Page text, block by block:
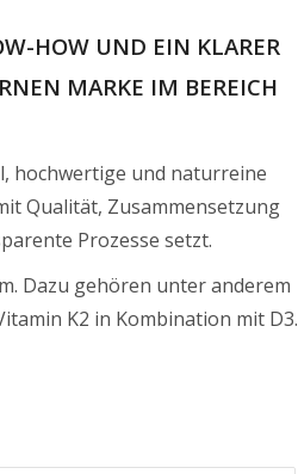
HOW UND EIN KLARER
MARKE IM BEREICH
hochwertige und naturreine
Qualität, Zusammensetzung
Prozesse setzt.
Dazu gehören unter anderem
K2 in Kombination mit D3.